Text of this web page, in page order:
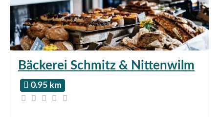
Bäckerei Schmitz & Nittenwilm
0.95 km